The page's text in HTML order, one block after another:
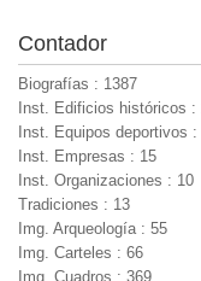
Contador
Biografías : 1387
Inst. Edificios históricos :
Inst. Equipos deportivos :
Inst. Empresas : 15
Inst. Organizaciones : 10
Tradiciones : 13
Img. Arqueología : 55
Img. Carteles : 66
Img. Cuadros : 369